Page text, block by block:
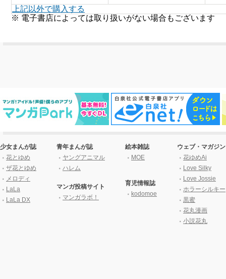
上記以外で購入する
※ 電子書店によっては取り扱いがない場合もございます
少女まんが誌
花とゆめ
ザ花とゆめ
メロディ
LaLa
LaLa DX
青年まんが誌
ヤングアニマル
ハレム
マンガ投稿サイト
マンガラボ！
絵本雑誌
MOE
育児情報誌
kodomoe
ウェブ・マガジン
花ゆめAi
Love Silky
Love Jossie
ホラーシルキー
黒蜜
花丸漫画
小説花丸